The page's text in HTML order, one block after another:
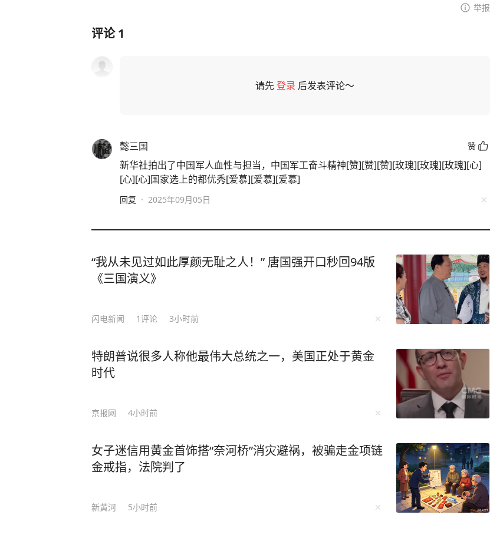
举报
评论1
请先登录 后发表评论～
懿三国 赞
新华社拍出了中国军人血性与担当，中国军工奋斗精神[赞][赞][赞][玫瑰][玫瑰][玫瑰][心]
[心][心]国家选上的都优秀[爱慕][爱慕][爱慕]
回复 · 2025年09月05日
“我从未见过如此厚颜无耻之人！” 唐国强开口秒回94版
《三国演义》
闪电新闻 1评论 3小时前
特朗普说很多人称他最伟大总统之一，美国正处于黄金
时代
京报网 4小时前
女子迷信用黄金首饰搭“奈河桥”消灾避祸，被骗走金项链
金戒指，法院判了
新黄河 5小时前